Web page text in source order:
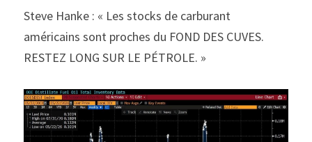
Steve Hanke : « Les stocks de carburant
américains sont proches du FOND DES CUVES.
RESTEZ LONG SUR LE PÉTROLE. »